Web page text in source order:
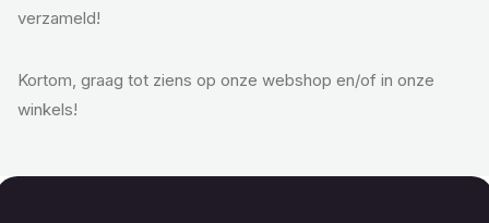
verzameld!
Kortom, graag tot ziens op onze webshop en/of in onze
winkels!